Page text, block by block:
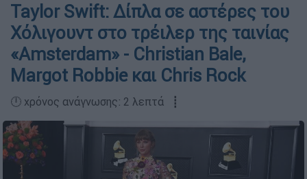
Taylor Swift: Δίπλα σε αστέρες του
Χόλιγουντ στο τρέιλερ της ταινίας
«Amsterdam» - Christian Bale,
Margot Robbie και Chris Rock
🕛 χρόνος ανάγνωσης: 2 λεπτά ┋